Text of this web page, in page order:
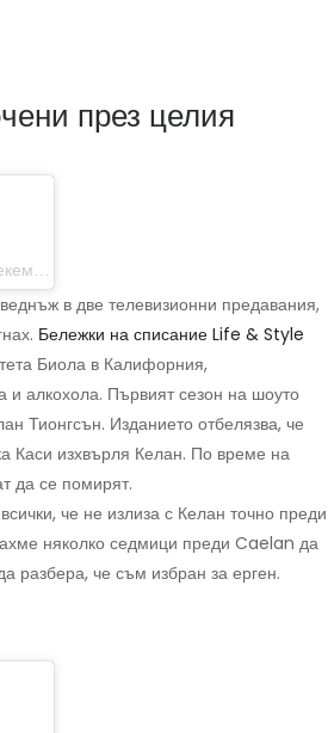
през целия
ч. PST
в две телевизионни предавания,
Бележки на списание Life & Style
Биола в Калифорния,
и алкохола. Първият сезон на шоуто
Тионгсън. Изданието отбелязва, че
Каси изхвърля Келан. По време на
да се помирят.
че не излиза с Келан точно преди
няколко седмици преди Caelan да
разбера, че съм избран за ерген.